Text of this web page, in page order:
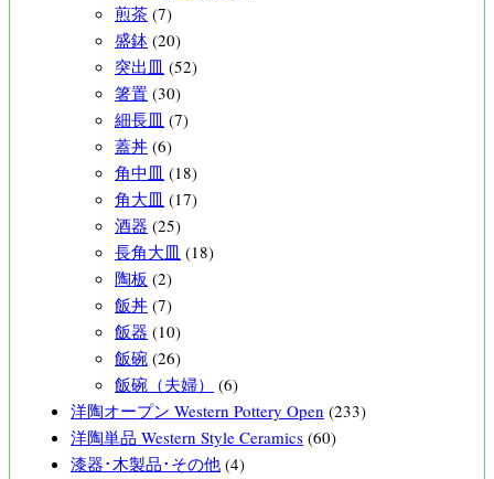
煎茶 (7)
盛鉢 (20)
突出皿 (52)
箸置 (30)
細長皿 (7)
蓋丼 (6)
角中皿 (18)
角大皿 (17)
酒器 (25)
長角大皿 (18)
陶板 (2)
飯丼 (7)
飯器 (10)
飯碗 (26)
飯碗（夫婦）
(6)
洋陶オープン Western Pottery Open (233)
洋陶単品 Western Style Ceramics (60)
漆器･木製品･その他 (4)